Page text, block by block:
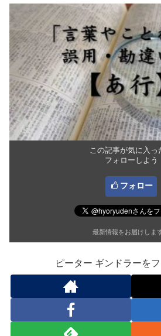
この記事が気に入っ
フォローしよう
フォロー
最新情報をお届けしま
ピーター ギンドラーを